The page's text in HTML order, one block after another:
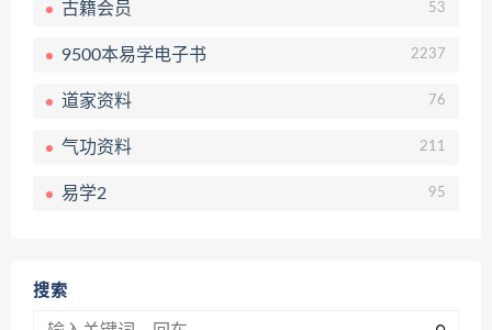
古籍会员 53
9500本易学电子书 2237
道家资料 76
气功资料 211
易学2 95
搜索